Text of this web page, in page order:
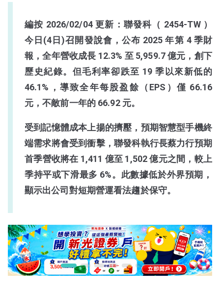
編按 2026/02/04 更新：聯發科（ 2454-TW ）
今日(4日)召開發說會，公布 2025 年第 4 季財
報，全年營收成長 12.3% 至 5,959.7 億元，創下
歷史紀錄。但毛利率卻跌至 19 季以來新低的
46.1%，導致全年每股盈餘（EPS）僅 66.16
元，不敵前一年的 66.92 元。
受到記憶體成本上揚的擠壓，預期智慧型手機終
端需求將會受到衝擊，聯發科執行長蔡力行預期
首季營收將在 1,411 億至 1,502 億元之間，較上
季持平或下滑最多 6%。此數據低於外界預期，
顯示出公司對短期營運看法趨於保守。